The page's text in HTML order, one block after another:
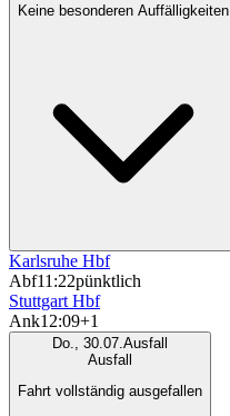
Keine besonderen Auffälligkeiten
Karlsruhe Hbf
Abf11:22pünktlich
Stuttgart Hbf
Ank12:09+1
Do., 30.07. Ausfall
Ausfall
Fahrt vollständig ausgefallen